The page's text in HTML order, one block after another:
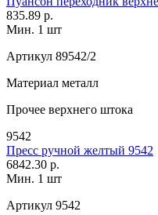
835.89 р.
Мин. 1 шт
Артикул 89542/2
Материал металл
Прочее верхнего штока
9542
Пресс ручной желтый 9542
6842.30 р.
Мин. 1 шт
Артикул 9542